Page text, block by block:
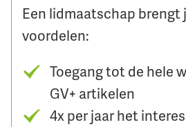
Een lidmaatschap brengt
voordelen:
Toegang tot de hele
GV+ artikelen
4x per jaar het